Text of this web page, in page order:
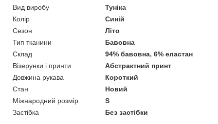
Вид виробу
Туніка
Колір
Синій
Сезон
Літо
Тип тканини
Бавовна
Склад
94% бавовна, 6% еластан
Візерунки і принти
Абстрактний принт
Довжина рукава
Короткий
Стан
Новий
Міжнародний розмір
S
Застібка
Без застібки